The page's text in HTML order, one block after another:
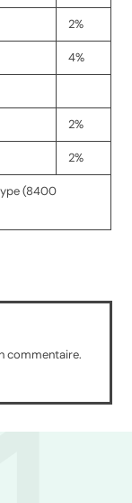
2%
4%
2%
2%
(8400
commentaire.